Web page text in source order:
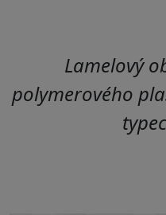
Lamelový
polymerového